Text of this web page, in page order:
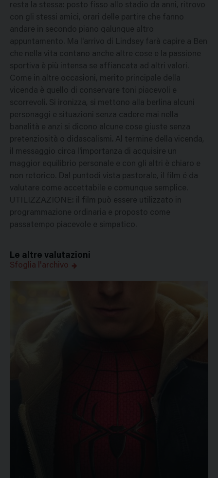
resta la stessa: posto fisso allo stadio da anni, ritrovo
con gli stessi amici, orari delle partire che fanno
andare in secondo piano qalunque altro
appuntamento. Ma l'arrivo di Lindsey farà capire a Ben
che nella vita contano anche altre cose e la passione
sportiva è più intensa se affiancata ad altri valori.
Come in altre occasioni, merito principale della
vicenda è quello di conservare toni piacevoli e
scorrevoli. Si ironizza, si mettono alla berlina alcuni
personaggi e situazioni senza cadere mai nella
banalità e anzi si dicono alcune cose giuste senza
pretenziosità o didascalismi. Al termine della vicenda,
il messaggio circa l'importanza di acquisire un
maggior equilibrio personale e con gli altri è chiaro e
non retorico. Dal puntodi vista pastorale, il film é da
valutare come accettabile e comunque semplice.
UTILIZZAZIONE: il film può essere utilizzato in
programmazione ordinaria e proposto come
passatempo piacevole e simpatico.
Le altre valutazioni
Sfoglia l'archivo